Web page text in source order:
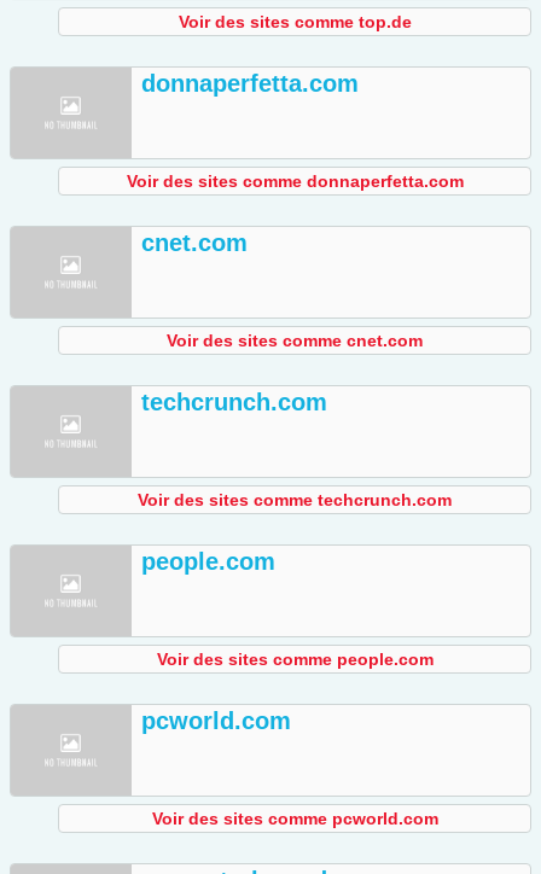
Voir des sites comme top.de
donnaperfetta.com
Voir des sites comme donnaperfetta.com
cnet.com
Voir des sites comme cnet.com
techcrunch.com
Voir des sites comme techcrunch.com
people.com
Voir des sites comme people.com
pcworld.com
Voir des sites comme pcworld.com